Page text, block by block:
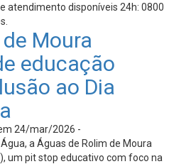
atendimento disponíveis 24h: 0800
Moura
educação
ao Dia
24/mar/2026 -
a Águas de Rolim de Moura
um pit stop educativo com foco na